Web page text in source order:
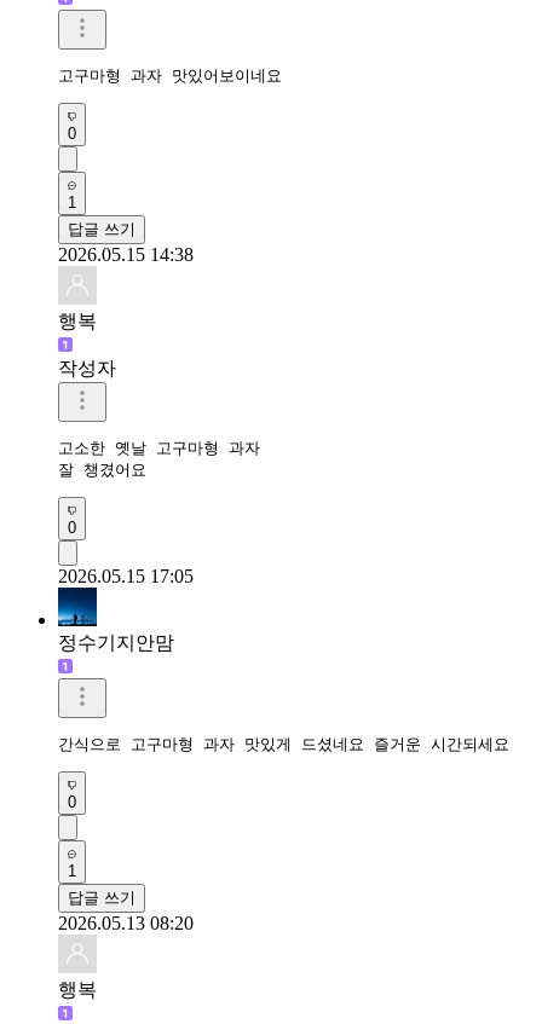
고구마형 과자 맛있어보이네요
0
1
답글 쓰기
2026.05.15 14:38
행복
작성자
고소한 옛날 고구마형 과자
잘 챙겼어요
0
2026.05.15 17:05
정수기지안맘
간식으로 고구마형 과자 맛있게 드셨네요 즐거운 시간되세요
0
1
답글 쓰기
2026.05.13 08:20
행복